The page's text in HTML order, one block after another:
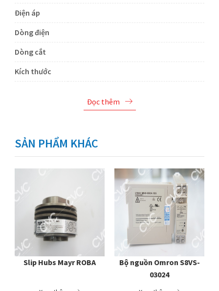
Điện áp
Dòng điện
Dòng cắt
Kích thước
Đọc thêm
SẢN PHẨM KHÁC
Slip Hubs Mayr ROBA
Bộ nguồn Omron S8VS-
03024